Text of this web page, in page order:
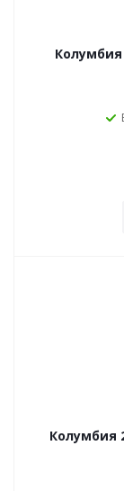
Колумбия
Колумбия